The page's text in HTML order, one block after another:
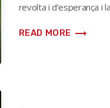
revolta i d’esperança i
READ MORE trending_flat